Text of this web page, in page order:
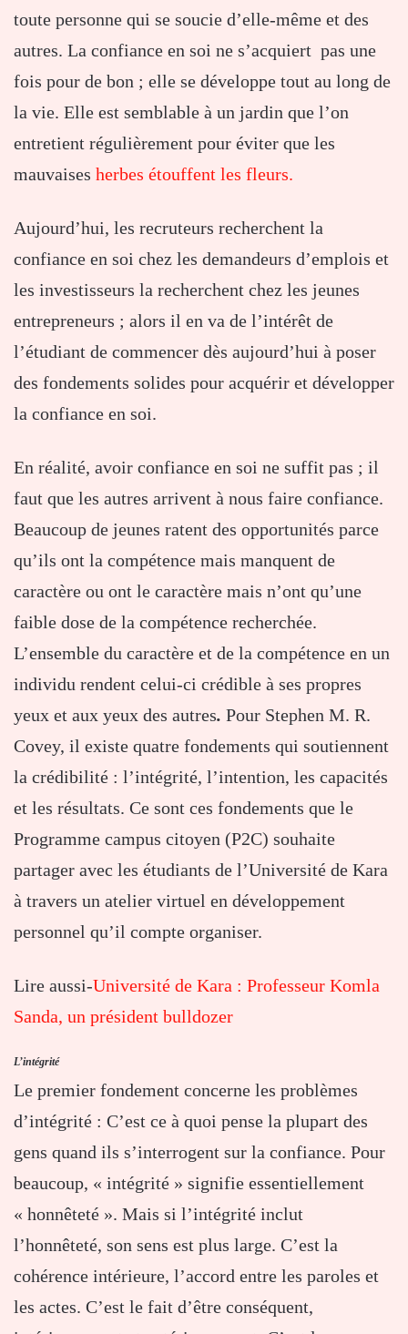
toute personne qui se soucie d’elle-même et des
autres. La confiance en soi ne s’acquiert pas une
fois pour de bon ; elle se développe tout au long de
la vie. Elle est semblable à un jardin que l’on
entretient régulièrement pour éviter que les
mauvaises herbes étouffent les fleurs.
Aujourd’hui, les recruteurs recherchent la
confiance en soi chez les demandeurs d’emplois et
les investisseurs la recherchent chez les jeunes
entrepreneurs ; alors il en va de l’intérêt de
l’étudiant de commencer dès aujourd’hui à poser
des fondements solides pour acquérir et développer
la confiance en soi.
En réalité, avoir confiance en soi ne suffit pas ; il
faut que les autres arrivent à nous faire confiance.
Beaucoup de jeunes ratent des opportunités parce
qu’ils ont la compétence mais manquent de
caractère ou ont le caractère mais n’ont qu’une
faible dose de la compétence recherchée.
L’ensemble du caractère et de la compétence en un
individu rendent celui-ci crédible à ses propres
yeux et aux yeux des autres. Pour Stephen M. R.
Covey, il existe quatre fondements qui soutiennent
la crédibilité : l’intégrité, l’intention, les capacités
et les résultats. Ce sont ces fondements que le
Programme campus citoyen (P2C) souhaite
partager avec les étudiants de l’Université de Kara
à travers un atelier virtuel en développement
personnel qu’il compte organiser.
Lire aussi-Université de Kara : Professeur Komla
Sanda, un président bulldozer
L’intégrité
Le premier fondement concerne les problèmes
d’intégrité : C’est ce à quoi pense la plupart des
gens quand ils s’interrogent sur la confiance. Pour
beaucoup, « intégrité » signifie essentiellement
« honnêteté ». Mais si l’intégrité inclut
l’honnêteté, son sens est plus large. C’est la
cohérence intérieure, l’accord entre les paroles et
les actes. C’est le fait d’être conséquent,